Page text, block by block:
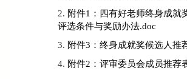
附件1：四有好老师终身成就
评选条件与奖励办法.doc
附件3：终身成就奖候选人推
附件2：评审委员会成员推荐